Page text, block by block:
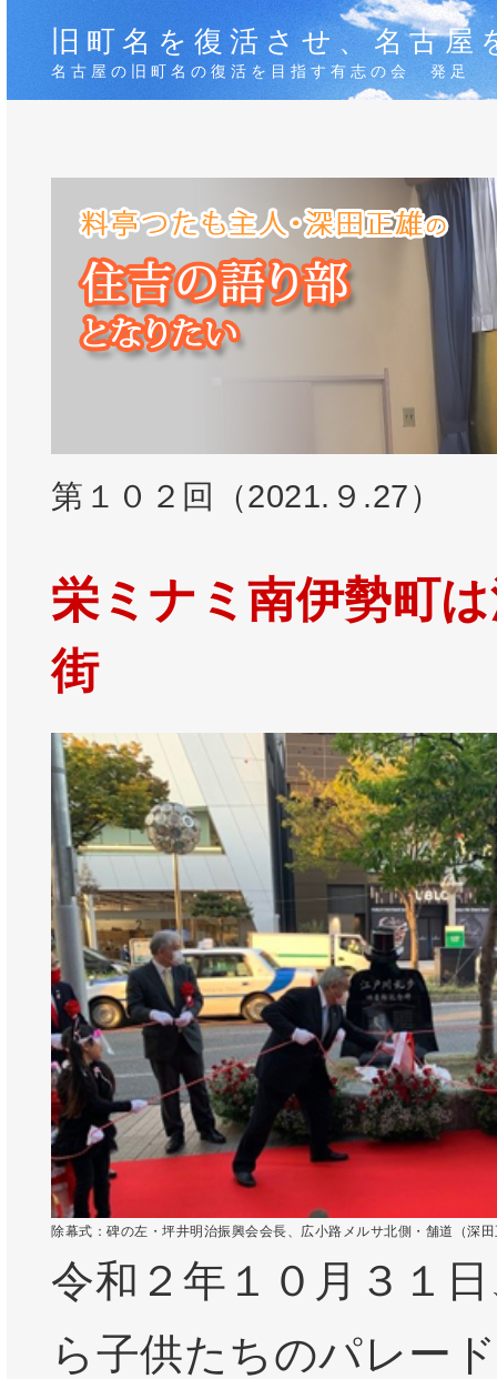
旧町名を復活させ、名古
名古屋の旧町名の復活を目指す有志の会 発足
第１０２回（2021.９.27）
栄ミナミ南伊勢町
街
除幕式：碑の左・坪井明治振興会会長、広小路メルサ北側・舗道（深
令和２年１０月３１
ら子供たちのパレー